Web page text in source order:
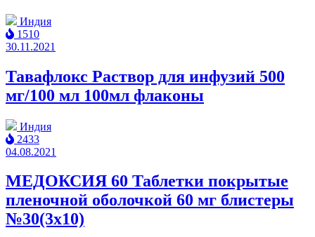
Индия
1510
30.11.2021
Тавафлокс Раствор для инфузий 500
мг/100 мл 100мл флаконы
Индия
2433
04.08.2021
МЕДОКСИЯ 60 Таблетки покрытые
пленочной оболочкой 60 мг блистеры
№30(3x10)